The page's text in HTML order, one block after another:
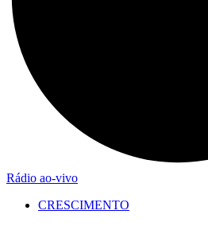
Rádio ao-vivo
CRESCIMENTO